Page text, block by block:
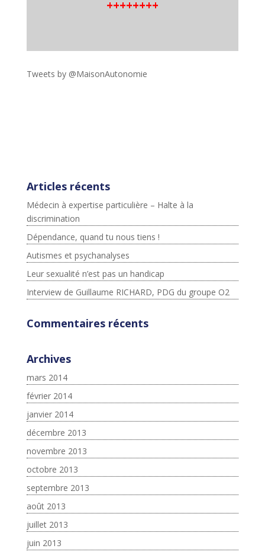
++++++++
Tweets by @MaisonAutonomie
Articles récents
Médecin à expertise particulière – Halte à la
discrimination
Dépendance, quand tu nous tiens !
Autismes et psychanalyses
Leur sexualité n’est pas un handicap
Interview de Guillaume RICHARD, PDG du groupe O2
Commentaires récents
Archives
mars 2014
février 2014
janvier 2014
décembre 2013
novembre 2013
octobre 2013
septembre 2013
août 2013
juillet 2013
juin 2013